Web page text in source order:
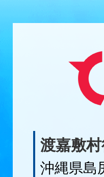
渡嘉敷
沖縄県島